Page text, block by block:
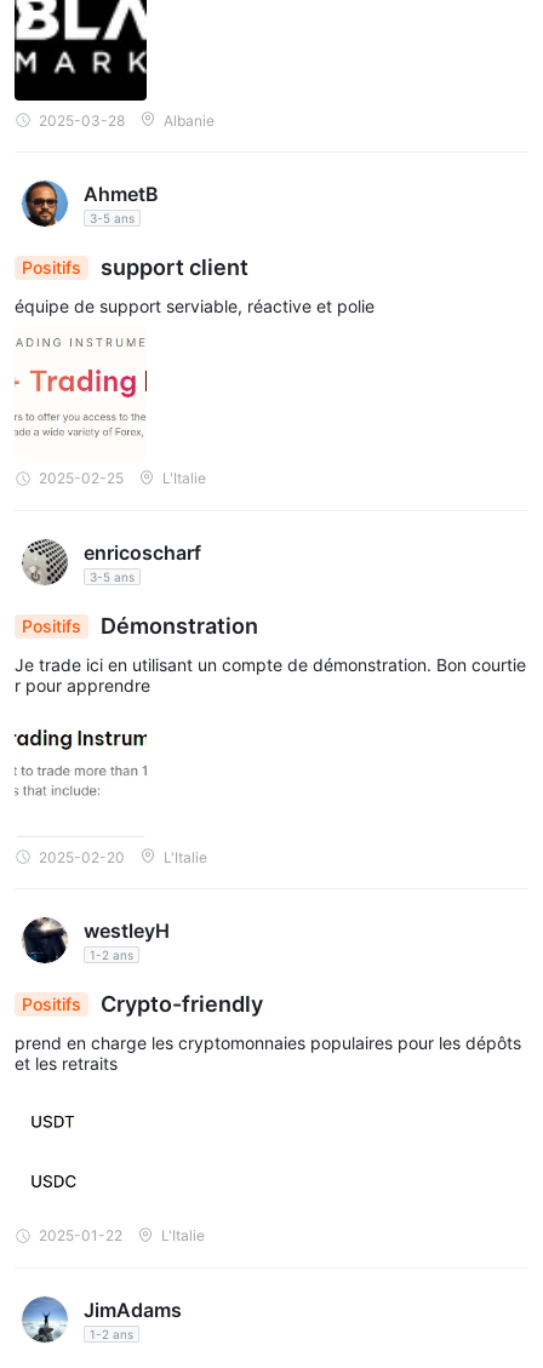
2025-03-28 Albanie
AhmetB
3-5 ans
Positifs support client
équipe de support serviable, réactive et polie
2025-02-25 L'Italie
enricoscharf
3-5 ans
Positifs Démonstration
Je trade ici en utilisant un compte de démonstration. Bon courtie
r pour apprendre
2025-02-20 L'Italie
westleyH
1-2 ans
Positifs Crypto-friendly
prend en charge les cryptomonnaies populaires pour les dépôts
et les retraits
2025-01-22 L'Italie
JimAdams
1-2 ans